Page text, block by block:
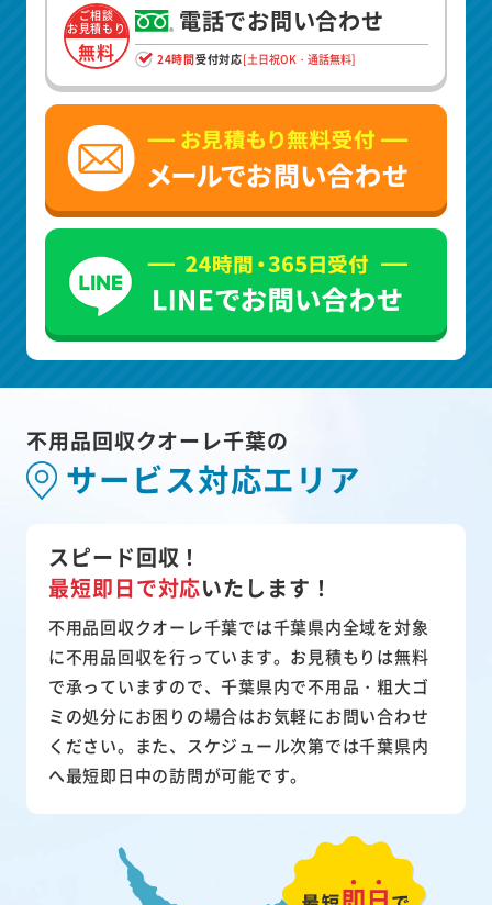
ご相談
お見積もり
無料
電話でお問い合わせ
24時間受付対応[土日祝OK・通話無料]
不用品回収クオーレ千葉の
サービス対応エリア
スピード回収！
最短即日で対応いたします！
不用品回収クオーレ千葉では千葉県内全域を対象
に不用品回収を行っています。お見積もりは無料
で承っていますので、千葉県内で不用品・粗大ゴ
ミの処分にお困りの場合はお気軽にお問い合わせ
ください。また、スケジュール次第では千葉県内
へ最短即日中の訪問が可能です。